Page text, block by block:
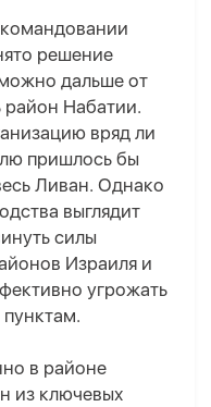
решение
дальше от
район Набатии.
вряд ли
пришлось бы
Ливан. Однако
выглядит
силы
Израиля и
угрожать
в районе
из ключевых